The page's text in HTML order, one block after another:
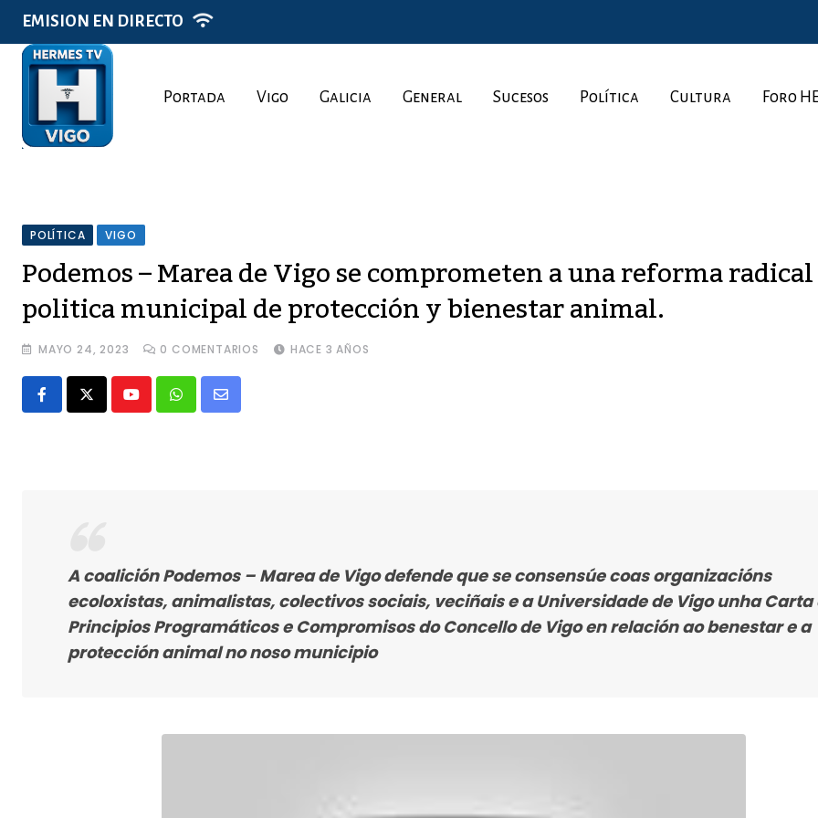
Skip
content
EMISION EN DIRECTO
Portada Vigo Galicia General Sucesos Política Cultura Foro
POLÍTICA VIGO
Podemos – Marea de Vigo se comprometen a una reforma
politica municipal de protección y bienestar animal.
MAYO 24, 2023 0 COMENTARIOS HACE 3 AÑOS
YoutubeWhatsapp
Share
A coalición Podemos – Marea de Vigo defende que se consensúe coas organizacións
ecoloxistas, animalistas, colectivos sociais, veciñais e a Universidade de Vigo unha Carta
Principios Programáticos e Compromisos do Concello de Vigo en relación ao benestar e a
protección animal no noso municipio